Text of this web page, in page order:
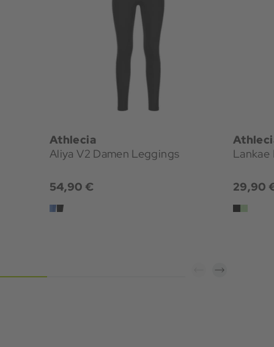
Athlecia
Aliya V2 Damen Leggings
54,90 €
Lankae
29,90